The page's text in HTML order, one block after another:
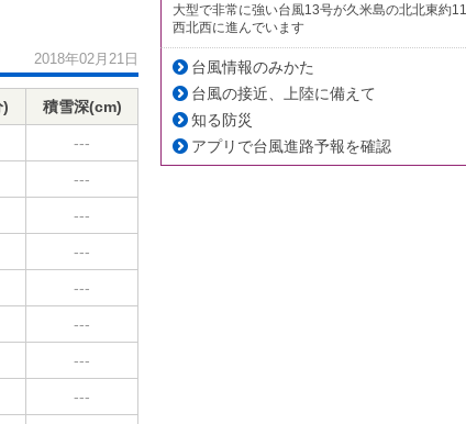
2018年02月21日
) 積雪深(cm)
---
---
---
---
---
---
---
---
大型で非常に強い台風13号が久米島の北北東約
西北西に進んでいます
台風情報のみかた
台風の接近、上陸に備えて
知る防災
アプリで台風進路予報を確認